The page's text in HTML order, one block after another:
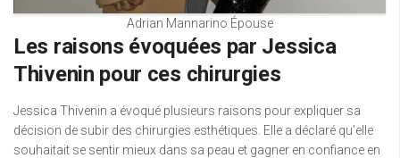
Adrian Mannarino Épouse
Les raisons évoquées par Jessica
Thivenin pour ces chirurgies
Jessica Thivenin a évoqué plusieurs raisons pour expliquer sa
décision de subir des chirurgies esthétiques. Elle a déclaré qu’elle
souhaitait se sentir mieux dans sa peau et gagner en confiance en